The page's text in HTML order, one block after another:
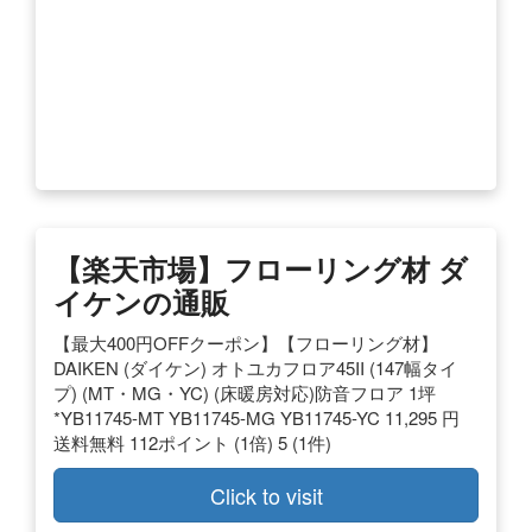
【楽天市場】フローリング材 ダ
イケンの通販
【最大400円OFFクーポン】【フローリング材】
DAIKEN (ダイケン) オトユカフロア45II (147幅タイ
プ) (MT・MG・YC) (床暖房対応)防音フロア 1坪
*YB11745-MT YB11745-MG YB11745-YC 11,295 円
送料無料 112ポイント (1倍) 5 (1件)
Click to visit